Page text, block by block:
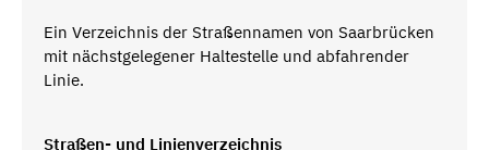
Ein Verzeichnis der Straßennamen von Saarbrücken
mit nächstgelegener Haltestelle und abfahrender
Linie.
Straßen- und Linienverzeichnis